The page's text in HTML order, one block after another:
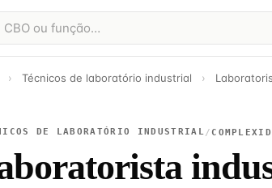
› Técnicos de laboratório industrial ›
DE LABORATÓRIO INDUSTRIAL /